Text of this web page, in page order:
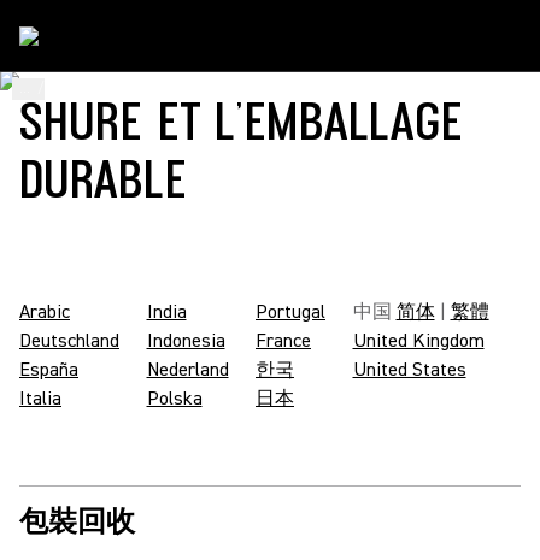
SHURE ET L’EMBALLAGE
DURABLE
Arabic
Deutschland
España
Italia
India
Indonesia
Nederland
Polska
Portugal
France
한국
日本
中国 简体| 繁體
United Kingdom
United States
包裝回收